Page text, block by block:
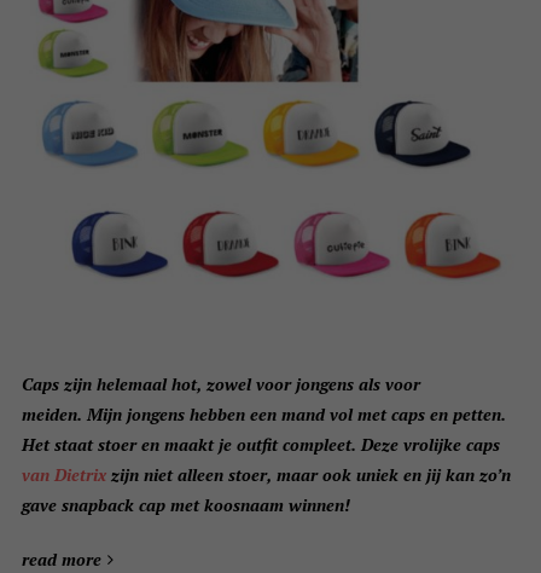
Caps zijn helemaal hot, zowel voor jongens als voor
meiden. Mijn jongens hebben een mand vol met caps en petten.
Het staat stoer en maakt je outfit compleet. Deze vrolijke caps
van Dietrixzijn niet alleen stoer, maar ook uniek en jij kan zo’n
gave snapback cap met koosnaam winnen!
read more